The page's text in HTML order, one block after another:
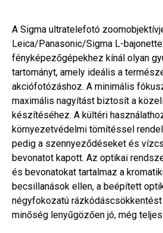
A Sigma ultratelefotó
Leica/Panasonic/Sigma L-
fényképezőgépekhez kínál olyan
tartományt, amely ideális a
akciófotózáshoz. A minimális
maximális nagyítást biztosít a
készítéséhez. A kültéri
környezetvédelmi tömítéssel
pedig a szennyeződéseket és
bevonatot kapott. Az optikai
és bevonatokat tartalmaz a
becsillanások ellen, a beépített
négyfokozatú
minőség lenyűgözően jó, még